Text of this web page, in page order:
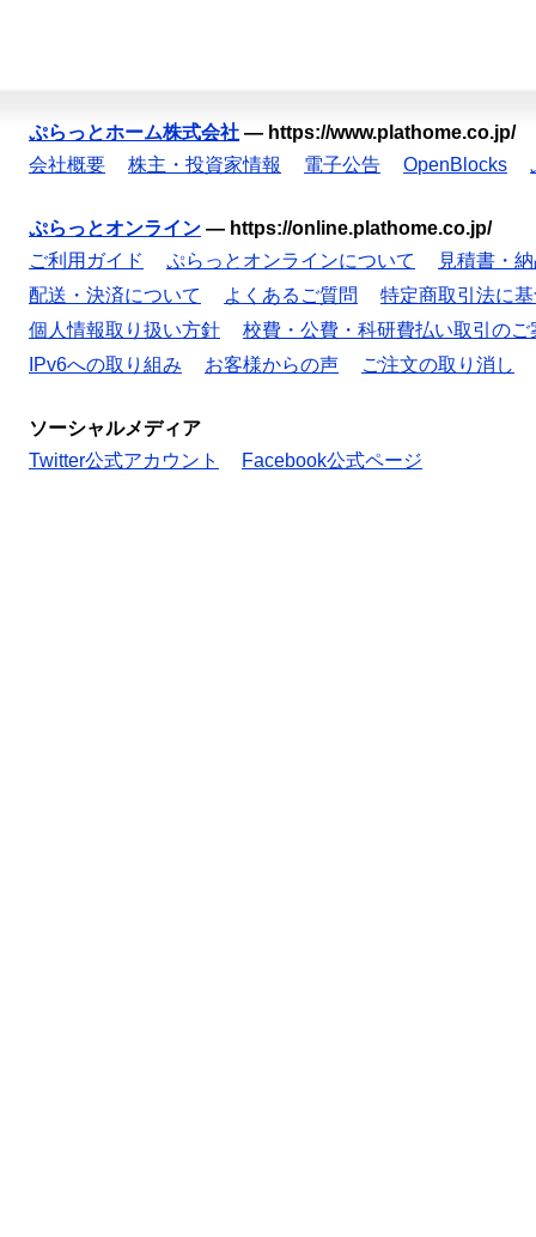
ぷらっとホーム株式会社 — https://www.plathome.co.jp/
会社概要
株主・投資家情報 電子公告 OpenBlocks
ぷらっとオンライン — https://online.plathome.co.jp/
ご利用ガイド
ぷらっとオンラインについて
見積書・
配送・決済について
よくあるご質問
特定商取引法に
個人情報取り扱い方針
校費・公費・科研費払い取引のご
IPv6への取り組み
お客様からの声 ご注文の取り消し
ソーシャルメディア
Twitter公式アカウント
Facebook公式ページ